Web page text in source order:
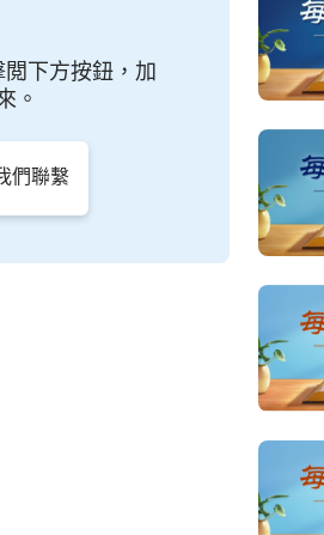
救的方式是施盡他的
拯救你們是末了各從
類。所以，你們接受
懲罰，無論話語怎麽
多大，臨到你們的仍
是事實嗎？你們知道，
方式再不比以往，今
下方按鈕，加
。
們聯繫